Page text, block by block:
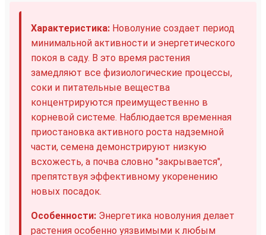
Характеристика: Новолуние создает период
минимальной активности и энергетического
покоя в саду. В это время растения
замедляют все физиологические процессы,
соки и питательные вещества
концентрируются преимущественно в
корневой системе. Наблюдается временная
приостановка активного роста надземной
части, семена демонстрируют низкую
всхожесть, а почва словно "закрывается",
препятствуя эффективному укоренению
новых посадок.
Особенности: Энергетика новолуния делает
растения особенно уязвимыми к любым